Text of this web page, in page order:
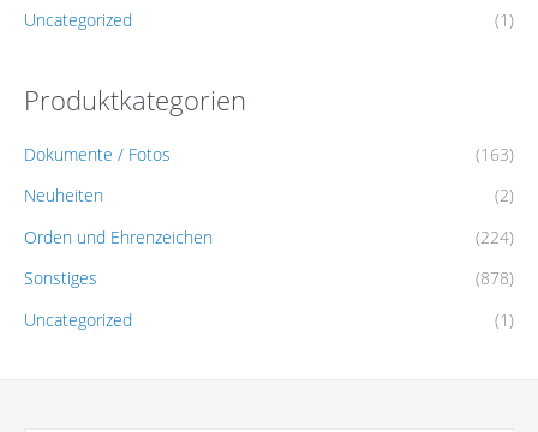
Uncategorized
(1)
Produktkategorien
Dokumente / Fotos
(163)
Neuheiten
(2)
Orden und Ehrenzeichen
(224)
Sonstiges
(878)
Uncategorized
(1)